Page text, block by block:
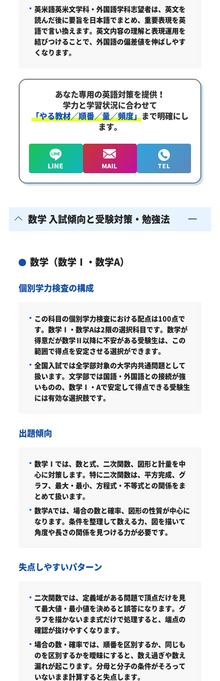
英米語英米文学科・外国語学科志望者は、英文を
読んだ後に要旨を日本語でまとめ、重要表現を英
語で言い換えます。英文内容の理解と表現運用を
結びつけることで、外国語の偏差値を伸ばしやす
くなります。
あなた専用の英語対策を提供！
学力と学習状況に合わせて
「やる教材／順番／量／頻度」まで明確にし
ます。
数学 入試傾向と受験対策・勉強法
数学（数学Ⅰ・数学A）
個別学力検査の構成
この科目の個別学力検査における配点は100点で
す。 数学Ⅰ・数学Aは2限の選択科目です。数学が
得意だが数学Ⅱ以降に不安がある受験生は、この
範囲で得点を安定させる選択ができます。
全国入試では全学部対象の大学内共通問題として
扱います。文学部では国語・外国語との接続が強
いものの、数学Ⅰ・Aで安定して得点できる受験生
には有効な選択肢です。
出題傾向
数学Ⅰでは、数と式、二次関数、図形と計量を中
心に対策します。特に二次関数は、平方完成、グ
ラフ、最大・最小、方程式・不等式との関係をま
とめて扱います。
数学Aでは、場合の数と確率、図形の性質が中心に
なります。条件を整理して数える力、図を描いて
角度や長さの関係を見つける力が必要です。
失点しやすいパターン
二次関数では、定義域がある問題で頂点だけを見
て最大値・最小値を決めると誤答になります。グ
ラフを描かないまま式だけで処理すると、端点の
確認が抜けやすくなります。
場合の数・確率では、順番を区別するか、同じも
のを区別するかを曖昧にすると、数え過ぎや数え
漏れが起こります。分母と分子の条件がそろって
いないまま計算すると失点します。